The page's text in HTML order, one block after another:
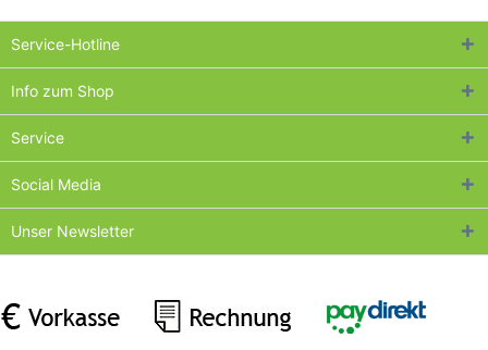
Service-Hotline
Info zum Shop
Service
Social Media
Unser Newsletter